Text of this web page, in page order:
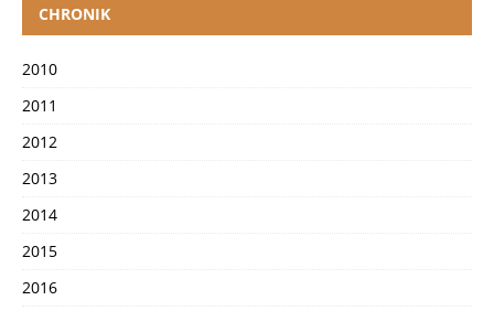
CHRONIK
2010
2011
2012
2013
2014
2015
2016